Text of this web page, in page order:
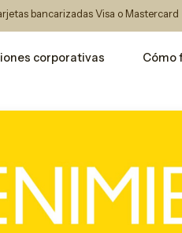
bancarizadas Visa o Mastercard
corporativas Cómo